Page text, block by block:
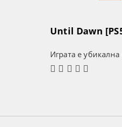
Until Dawn
Играта е